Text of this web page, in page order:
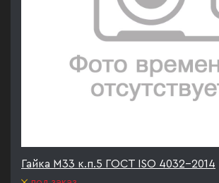
Гайка М33 к.п.5 ГОСТ ISO 4032-2014